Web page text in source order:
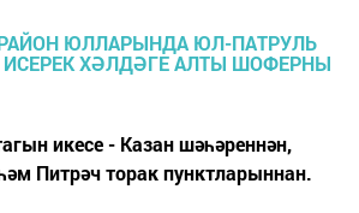
икесе - Казан шәһәреннән,
Питрәч торак пунктларыннан.